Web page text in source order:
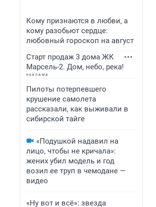
Кому признаются в любви, а
кому разобьют сердце:
любовный гороскоп на август
Старт продаж 3 дома ЖК
Марсель-2. Дом, небо, река!
Пилоты потерпевшего
крушение самолета
рассказали, как выживали в
сибирской тайге
«Подушкой надавил на
лицо, чтобы не кричала»:
жених убил модель и год
возил ее труп в чемодане —
видео
«Ну вот и всё»: звезда